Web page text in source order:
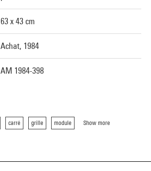
63 x 43 cm
Achat, 1984
AM 1984-398
carré grille module Show more